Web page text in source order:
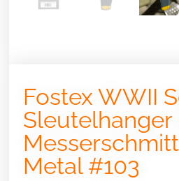
Fostex WWII
Sleutelhanger
Metal #103